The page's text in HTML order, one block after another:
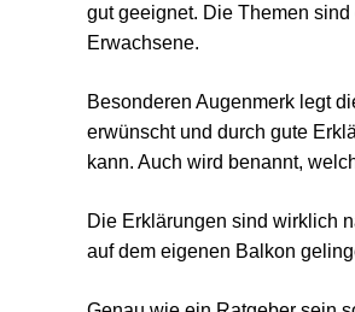
gut geeignet. Die Themen
Erwachsene.
Besonderen Augenmerk legt
erwünscht und durch gute
kann. Auch wird benannt,
Die Erklärungen sind wirklich
auf dem eigenen Balkon